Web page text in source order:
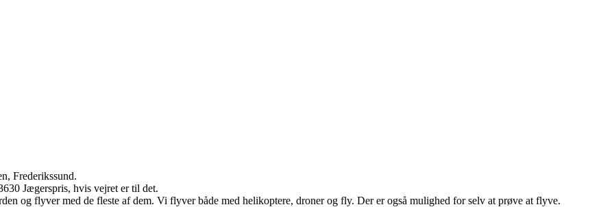
Frederikssund.
Jægerspris, hvis vejret er til det.
og flyver med de fleste af dem. Vi flyver både med helikoptere, droner og fly. Der er også mulighed for selv at prøve at flyve.